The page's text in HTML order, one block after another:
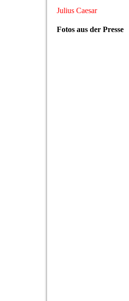
Julius Caesar
Fotos aus der Presse